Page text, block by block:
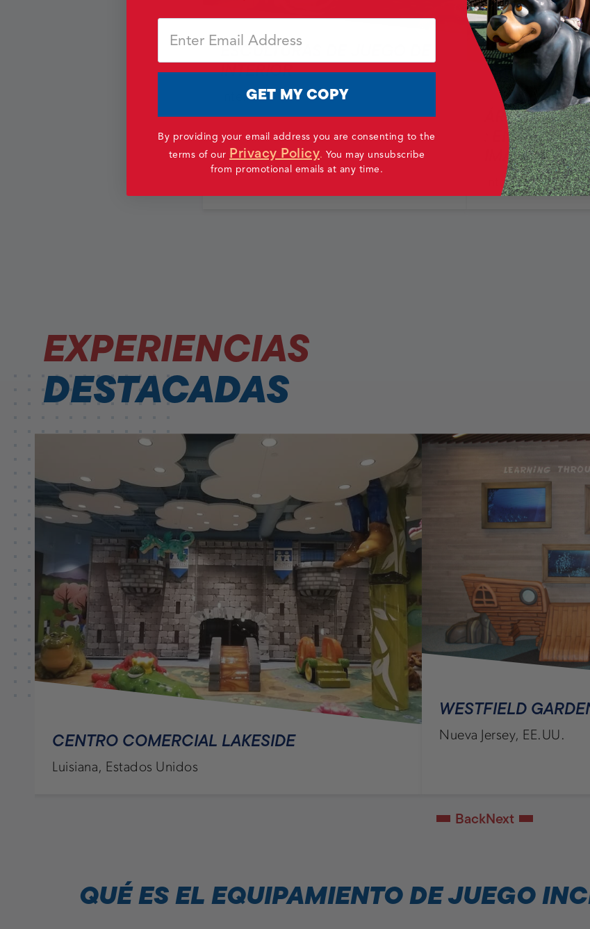
ESCULTURAS DE JUEGO DE
INTERIOR
Interior
ÁREAS DE
:
Interior
EXPERIENCIAS
DESTACADAS
CENTRO COMERCIAL LAKESIDE
Luisiana, Estados Unidos
WESTFIELD
Nueva Jersey, EE.UU.
BackNext
QUÉ ES EL EQUIPAMIENTO DE JUEGO
GET MY COPY
By providing your email address you are consenting to the
terms of our Privacy Policy. You may unsubscribe
from promotional emails at any time.